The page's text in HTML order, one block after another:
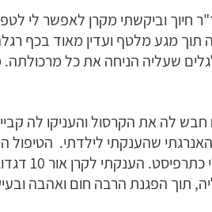
חיוך וביקשתי מקרן לאפשר לי
שעליה הניחה את כל מרכולתה.
לה את הקרסול והעניקו לה
שהענקתי לילדתי. הטיפול
שבשגרת
תוך הפגנת הרבה חום ואהבה